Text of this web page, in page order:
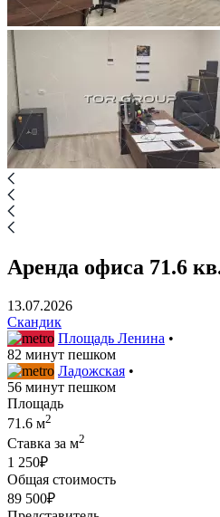
Аренда офиса 71.6
13.07.2026
Скандик
Площадь Ленина •
82 минут пешком
Ладожская •
56 минут пешком
Площадь
71.6 м2
Ставка за м2
1 250₽
Общая стоимость
89 500₽